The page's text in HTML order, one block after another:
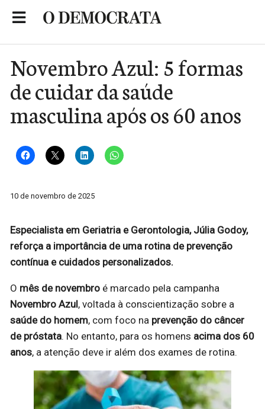
Novembro Azul: 5 formas
de cuidar da saúde
masculina após os 60 anos
10 de novembro de 2025
Especialista em Geriatria e Gerontologia, Júlia Godoy,
reforça a importância de uma rotina de prevenção
contínua e cuidados personalizados.
O mês de novembro é marcado pela campanha
Novembro Azul, voltada à conscientização sobre a
saúde do homem, com foco na prevenção do câncer
de próstata. No entanto, para os homens acima dos 60
anos, a atenção deve ir além dos exames de rotina.